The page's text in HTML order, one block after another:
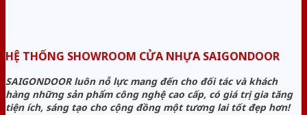
HỆ THỐNG SHOWROOM CỬA NHỰA SAIGONDOOR
SAIGONDOOR luôn nỗ lực mang đến cho đối tác và khách
hàng những sản phẩm công nghệ cao cấp, có giá trị gia tăng
tiện ích, sáng tạo cho cộng đồng một tương lai tốt đẹp hơn!